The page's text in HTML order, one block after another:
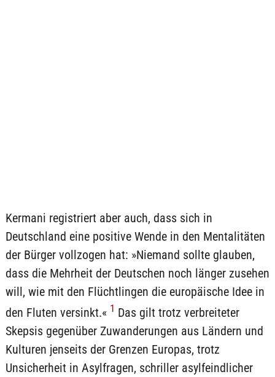
Kermani registriert aber auch, dass sich in
Deutschland eine positive Wende in den Mentalitäten
der Bürger vollzogen hat: »Niemand sollte glauben,
dass die Mehrheit der Deutschen noch länger zusehen
will, wie mit den Flüchtlingen die europäische Idee in
den Fluten versinkt.« 1 Das gilt trotz verbreiteter
Skepsis gegenüber Zuwanderungen aus Ländern und
Kulturen jenseits der Grenzen Europas, trotz
Unsicherheit in Asylfragen, schriller asylfeindlicher